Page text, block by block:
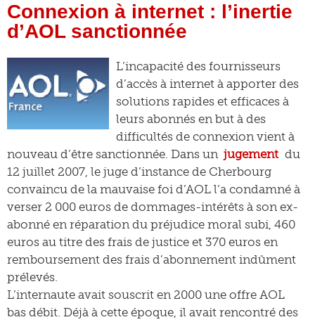
Connexion à internet : l’inertie
d’AOL sanctionnée
L’incapacité des fournisseurs
d’accès à internet à apporter des
solutions rapides et efficaces à
leurs abonnés en but à des
difficultés de connexion vient à
nouveau d’être sanctionnée. Dans un jugement du
12 juillet 2007, le juge d’instance de Cherbourg
convaincu de la mauvaise foi d’AOL l’a condamné à
verser 2 000 euros de dommages-intérêts à son ex-
abonné en réparation du préjudice moral subi, 460
euros au titre des frais de justice et 370 euros en
remboursement des frais d’abonnement indûment
prélevés.
L’internaute avait souscrit en 2000 une offre AOL
bas débit. Déjà à cette époque, il avait rencontré des